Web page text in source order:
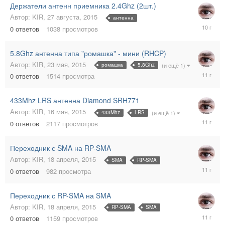
Держатели антенн приемника 2.4Ghz (2шт.)
Автор: KIR, 27 августа, 2015 антенна
0 ответов 1038 просмотров
27
августа,
5.8Ghz антенна типа "ромашка" - мини (RHCP)
Автор: KIR, 23 мая, 2015 ромашка 5.8Ghz (и ещё 1)
0 ответов 1514 просмотра
23
мая,
433Mhz LRS антенна Diamond SRH771
Автор: KIR, 16 мая, 2015 433Mhz LRS (и ещё 1)
0 ответов 2117 просмотров
16
Переходник с SMA на RP-SMA
Автор: KIR, 18 апреля, 2015 SMA RP-SMA
0 ответов 982 просмотра
18
апреля,
Переходник с RP-SMA на SMA
Автор: KIR, 18 апреля, 2015 RP-SMA SMA
0 ответов 1159 просмотров
18
апреля,